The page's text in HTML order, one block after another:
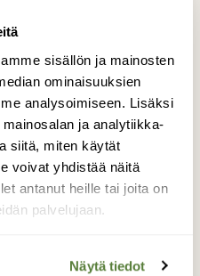
sisällön ja mainosten
ominaisuuksien
analysoimiseen. Lisäksi
ja analytiikka-
siitä, miten käytät
voivat yhdistää näitä
antanut heille tai joita on
palvelujaan.
Näytä tiedot
Matti Väärä,
ja Seppo